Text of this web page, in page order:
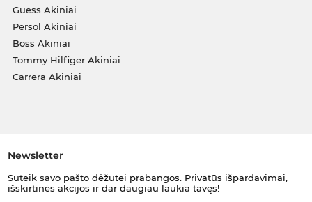
Guess Akiniai
Persol Akiniai
Boss Akiniai
Tommy Hilfiger Akiniai
Carrera Akiniai
Newsletter
Suteik savo pašto dėžutei prabangos. Privatūs išpardavimai,
išskirtinės akcijos ir dar daugiau laukia tavęs!